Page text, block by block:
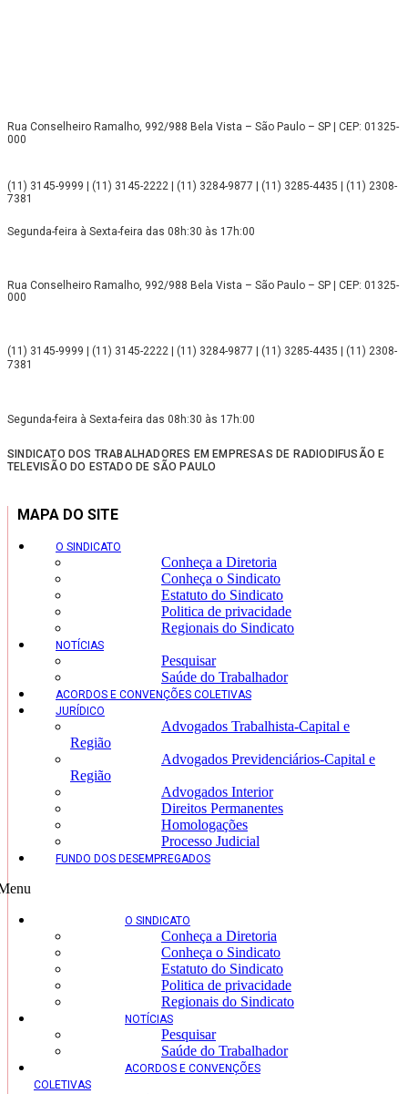
Rua Conselheiro Ramalho, 992/988 Bela Vista – São Paulo – SP | CEP: 01325-
000
(11) 3145-9999 | (11) 3145-2222 | (11) 3284-9877 | (11) 3285-4435 | (11) 2308-
7381
Segunda-feira à Sexta-feira das 08h:30 às 17h:00
Rua Conselheiro Ramalho, 992/988 Bela Vista – São Paulo – SP | CEP: 01325-
000
(11) 3145-9999 | (11) 3145-2222 | (11) 3284-9877 | (11) 3285-4435 | (11) 2308-
7381
Segunda-feira à Sexta-feira das 08h:30 às 17h:00
SINDICATO DOS TRABALHADORES EM EMPRESAS DE RADIODIFUSÃO E
TELEVISÃO DO ESTADO DE SÃO PAULO
MAPA DO SITE
O SINDICATO
Conheça a Diretoria
Conheça o Sindicato
Estatuto do Sindicato
Politica de privacidade
Regionais do Sindicato
NOTÍCIAS
Pesquisar
Saúde do Trabalhador
ACORDOS E CONVENÇÕES COLETIVAS
JURÍDICO
Advogados Trabalhista-Capital e
Região
Advogados Previdenciários-Capital e
Região
Advogados Interior
Direitos Permanentes
Homologações
Processo Judicial
FUNDO DOS DESEMPREGADOS
O SINDICATO
Conheça a Diretoria
Conheça o Sindicato
Estatuto do Sindicato
Politica de privacidade
Regionais do Sindicato
NOTÍCIAS
Pesquisar
Saúde do Trabalhador
ACORDOS E CONVENÇÕES
COLETIVAS